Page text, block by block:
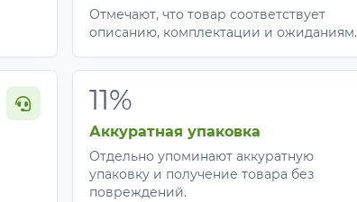
Отмечают, что товар соответствует
описанию, комплектации и ожиданиям.
11%
Аккуратная упаковка
Отдельно упоминают аккуратную
упаковку и получение товара без
повреждений.